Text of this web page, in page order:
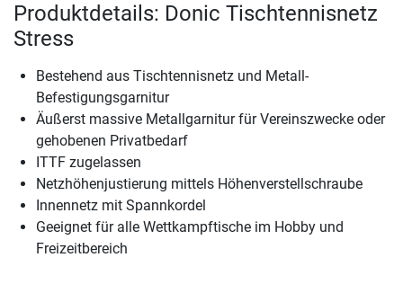
Produktdetails: Donic Tischtennisnetz
Stress
Bestehend aus Tischtennisnetz und Metall-
Befestigungsgarnitur
Äußerst massive Metallgarnitur für Vereinszwecke oder
gehobenen Privatbedarf
ITTF zugelassen
Netzhöhenjustierung mittels Höhenverstellschraube
Innennetz mit Spannkordel
Geeignet für alle Wettkampftische im Hobby und
Freizeitbereich